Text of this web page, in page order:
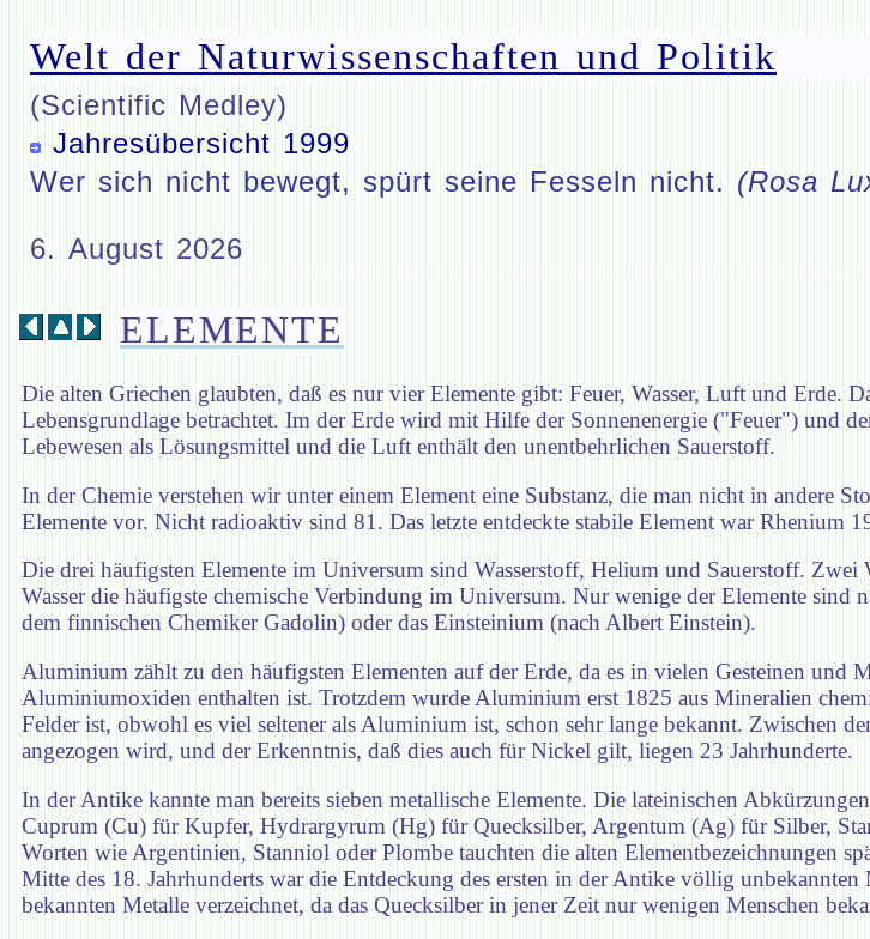
Welt der Naturwissenschaften und Politik
(Scientific Medley)
Jahresübersicht 1999
Wer sich nicht bewegt, spürt seine Fesseln nicht. (Rosa
6. August 2026
ELEMENTE
Die alten Griechen glaubten, daß es nur vier Elemente gibt: Feuer, Wasser, Luft und Erde.
Lebensgrundlage betrachtet. Im der Erde wird mit Hilfe der Sonnenenergie ("Feuer") und
Lebewesen als Lösungsmittel und die Luft enthält den unentbehrlichen Sauerstoff.
In der Chemie verstehen wir unter einem Element eine Substanz, die man nicht in andere
Elemente vor. Nicht radioaktiv sind 81. Das letzte entdeckte stabile Element war Rhenium
Die drei häufigsten Elemente im Universum sind Wasserstoff, Helium und Sauerstoff. Zwei
Wasser die häufigste chemische Verbindung im Universum. Nur wenige der Elemente sind
dem finnischen Chemiker Gadolin) oder das Einsteinium (nach Albert Einstein).
Aluminium zählt zu den häufigsten Elementen auf der Erde, da es in vielen Gesteinen und
Aluminiumoxiden enthalten ist. Trotzdem wurde Aluminium erst 1825 aus Mineralien
Felder ist, obwohl es viel seltener als Aluminium ist, schon sehr lange bekannt. Zwischen
angezogen wird, und der Erkenntnis, daß dies auch für Nickel gilt, liegen 23 Jahrhunderte.
In der Antike kannte man bereits sieben metallische Elemente. Die lateinischen
Cuprum (Cu) für Kupfer, Hydrargyrum (Hg) für Quecksilber, Argentum (Ag) für Silber,
Worten wie Argentinien, Stanniol oder Plombe tauchten die alten Elementbezeichnungen
Mitte des 18. Jahrhunderts war die Entdeckung des ersten in der Antike völlig
bekannten Metalle verzeichnet, da das Quecksilber in jener Zeit nur wenigen Menschen